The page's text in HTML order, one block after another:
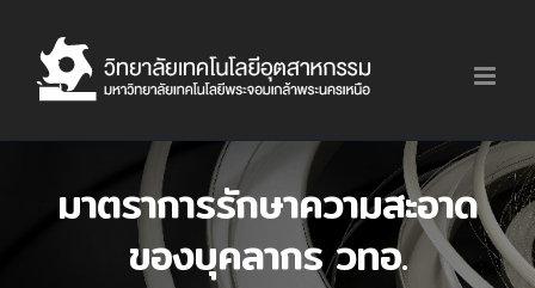
content
มาตราการรักษาความสะอาด
ของบุคลากร วทอ.